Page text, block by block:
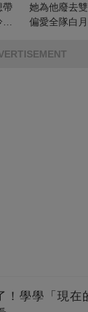
帶
她為他廢去
偏愛全隊白
！學學「現在